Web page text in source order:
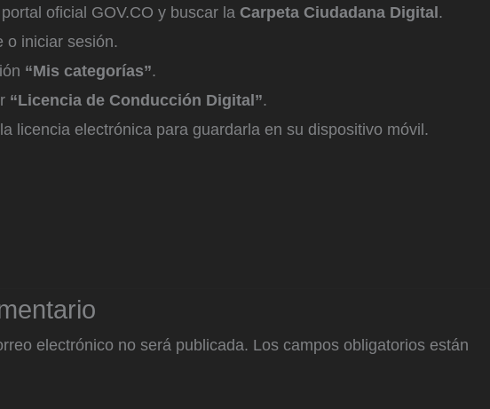
oficial GOV.CO y buscar la Carpeta Ciudadana Digital.
o iniciar sesión.
“Mis categorías”.
“Licencia de Conducción Digital”.
licencia electrónica para guardarla en su dispositivo móvil.
electrónico no será publicada. Los campos obligatorios están